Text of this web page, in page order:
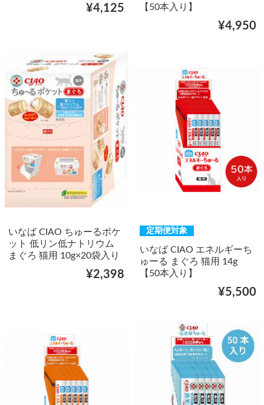
¥4,125 【50本入り】
¥4,950
いなば CIAO ちゅーるポケ
ット 低リン低ナトリウム
まぐろ 猫用 10g×20袋入り
¥2,398
定期便対象
いなば CIAO エネルギーち
ゅーる まぐろ 猫用 14g
【50本入り】
¥5,500